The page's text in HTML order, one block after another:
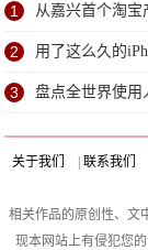
机吧
1 从嘉兴首个淘
2 用了这么久的
道？
3 盘点全世界使用
关于我们 联系我们
相关作品的原创性、文
现本网站上有侵犯您